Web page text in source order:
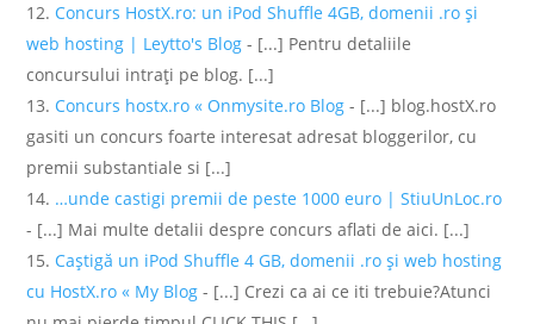
Concurs HostX.ro: un iPod Shuffle 4GB, domenii .ro și
web hosting | Leytto's Blog - [...] Pentru detaliile
concursului intrați pe blog. [...]
Concurs hostx.ro « Onmysite.ro Blog - [...] blog.hostX.ro
gasiti un concurs foarte interesat adresat bloggerilor, cu
premii substantiale si [...]
…unde castigi premii de peste 1000 euro | StiuUnLoc.ro
- [...] Mai multe detalii despre concurs aflati de aici. [...]
Caştigă un iPod Shuffle 4 GB, domenii .ro şi web hosting
cu HostX.ro « My Blog - [...] Crezi ca ai ce iti trebuie?Atunci